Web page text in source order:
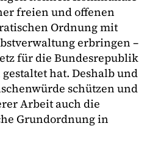
freien und offenen
Ordnung mit
erbringen –
für die Bundesrepublik
hat. Deshalb und
schützen und
Arbeit auch die
Grundordnung in